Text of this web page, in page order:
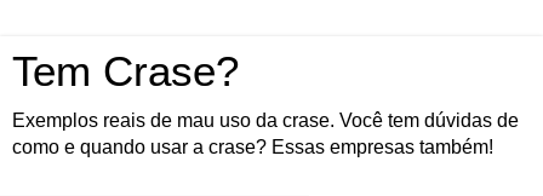
Tem Crase?
Exemplos reais de mau uso da crase. Você tem dúvidas de
como e quando usar a crase? Essas empresas também!